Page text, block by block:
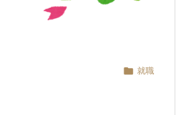
 就職